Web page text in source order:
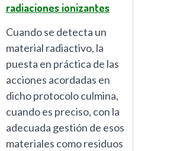
radiaciones ionizantes
Cuando se detecta un
material radiactivo, la
puesta en práctica de las
acciones acordadas en
dicho protocolo culmina,
cuando es preciso, con la
adecuada gestión de esos
materiales como residuos